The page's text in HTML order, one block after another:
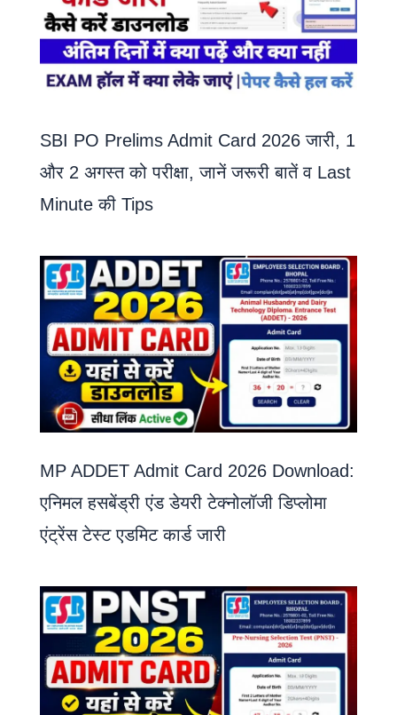
SBI PO Prelims Admit Card 2026 जारी, 1
और 2 अगस्त को परीक्षा, जानें जरूरी बातें व Last
Minute की Tips
MP ADDET Admit Card 2026 Download:
एनिमल हसबेंड्री एंड डेयरी टेक्नोलॉजी डिप्लोमा
एंट्रेंस टेस्ट एडमिट कार्ड जारी